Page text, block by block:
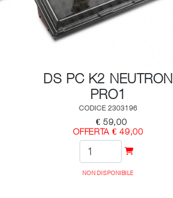
DS PC K2 NEUTRON
PRO1
CODICE 2303196
€ 59,00
OFFERTA € 49,00
NON DISPONIBILE